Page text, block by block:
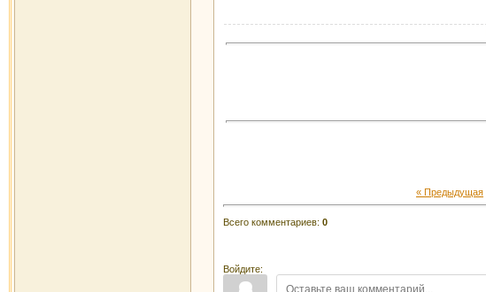
« Предыдущая
Всего комментариев: 0
Войдите: